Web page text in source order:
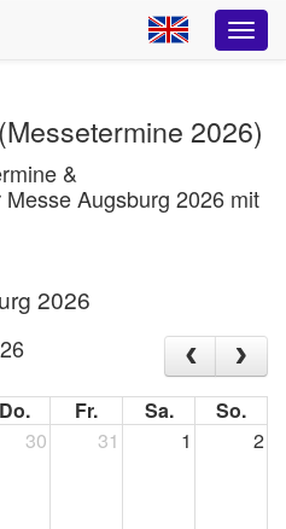
2026)
&
Augsburg 2026 mit
2026
Do. Fr. Sa.
So.
30 31 1 2